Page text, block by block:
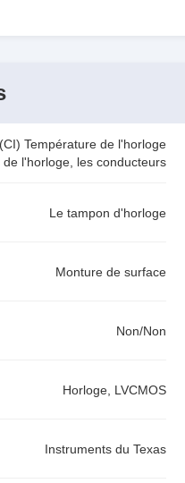
Température de l'horloge
l'horloge, les conducteurs
Le tampon d'horloge
Monture de surface
Non/Non
Horloge, LVCMOS
Instruments du Texas